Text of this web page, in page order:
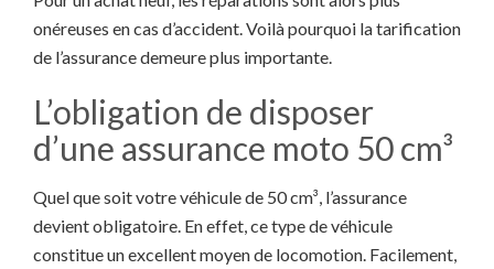
onéreuses en cas d’accident. Voilà pourquoi la tarification
de l’assurance demeure plus importante.
L’obligation de disposer
d’une assurance moto 50 cm³
Quel que soit votre véhicule de 50 cm³, l’assurance
devient obligatoire. En effet, ce type de véhicule
constitue un excellent moyen de locomotion. Facilement,